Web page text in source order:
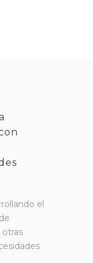
el
otras